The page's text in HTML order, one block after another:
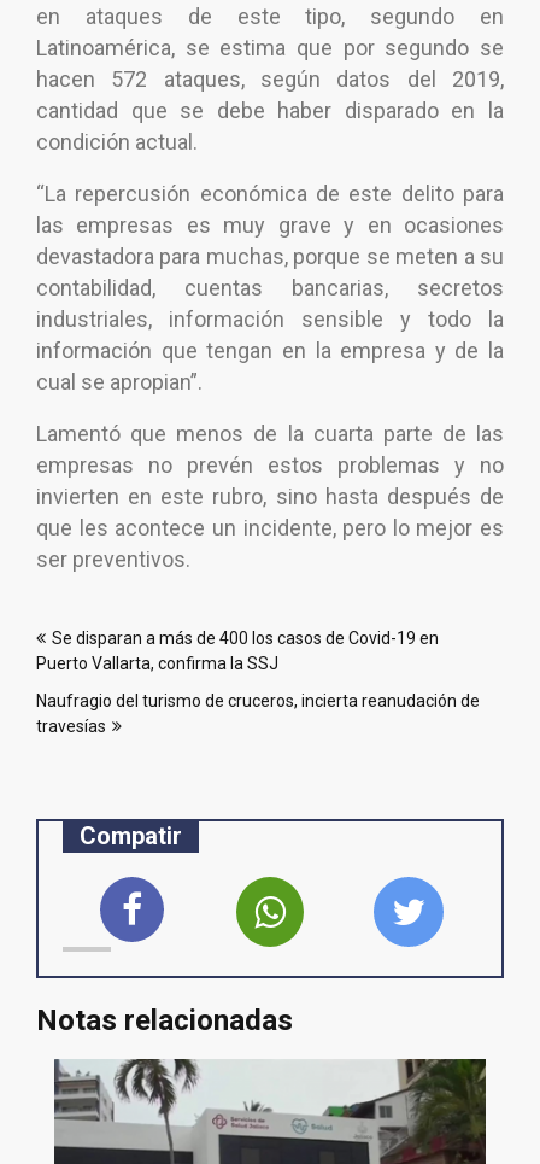
en ataques de este tipo, segundo en
Latinoamérica, se estima que por segundo se
hacen 572 ataques, según datos del 2019,
cantidad que se debe haber disparado en la
condición actual.
“La repercusión económica de este delito para
las empresas es muy grave y en ocasiones
devastadora para muchas, porque se meten a su
contabilidad, cuentas bancarias, secretos
industriales, información sensible y todo la
información que tengan en la empresa y de la
cual se apropian”.
Lamentó que menos de la cuarta parte de las
empresas no prevén estos problemas y no
invierten en este rubro, sino hasta después de
que les acontece un incidente, pero lo mejor es
ser preventivos.
de
entradas
Se disparan a más de 400 los casos de Covid-19 en
Puerto Vallarta, confirma la SSJ
Naufragio del turismo de cruceros, incierta reanudación de
travesías
Compatir
Notas relacionadas